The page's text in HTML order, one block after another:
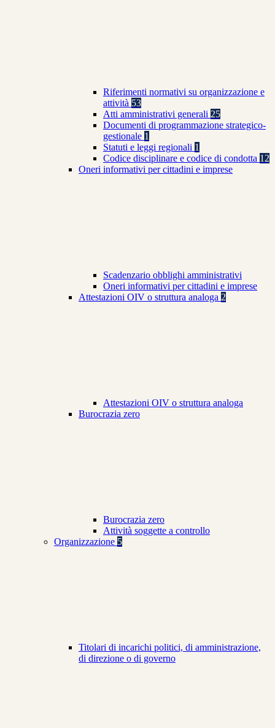
Riferimenti normativi su organizzazione e
attività 53
Atti amministrativi generali 25
Documenti di programmazione strategico-
gestionale 1
Statuti e leggi regionali 1
Codice disciplinare e codice di condotta 12
Oneri informativi per cittadini e imprese
Scadenzario obblighi amministrativi
Oneri informativi per cittadini e imprese
Attestazioni OIV o struttura analoga 2
Attestazioni OIV o struttura analoga
Burocrazia zero
Burocrazia zero
Attività soggette a controllo
Organizzazione 5
Titolari di incarichi politici, di amministrazione,
di direzione o di governo